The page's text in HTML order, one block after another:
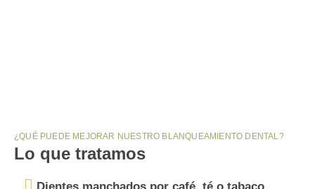
¿QUÉ PUEDE MEJORAR NUESTRO BLANQUEAMIENTO DENTAL?
Lo que tratamos